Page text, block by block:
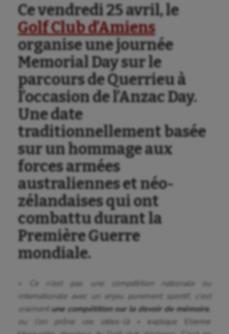
Ce vendredi 25 avril, le
Golf Club d’Amiens
organise une journée
Memorial Day sur le
parcours de Querrieu à
l’occasion de l’Anzac Day.
Une date
traditionnellement basée
sur un hommage aux
forces armées
australiennes et néo-
zélandaises qui ont
combattu durant la
Première Guerre
mondiale.
« Ce n’est pas une compétition nationale ou
internationale avec un enjeu purement sportif, c’est
vraiment une compétition sur le devoir de mémoire,
ou l’on prône ces idées-là »
explique Etienne